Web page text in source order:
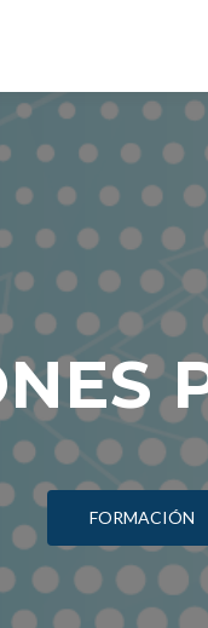
FORMACIÓN